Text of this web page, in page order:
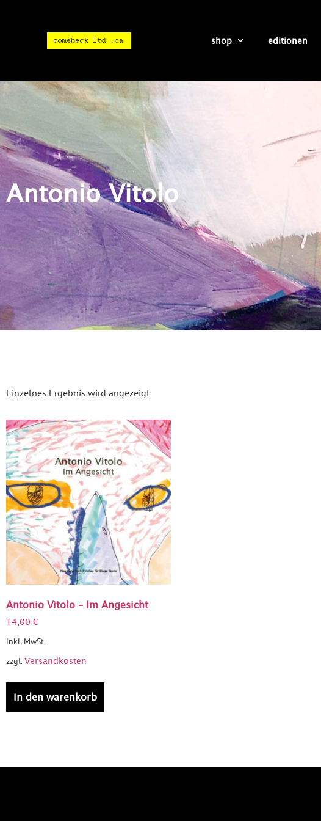
shop editionen
Antonio Vitolo
Einzelnes Ergebnis wird angezeigt
Antonio Vitolo – Im Angesicht
14,00 €
inkl. MwSt.
zzgl.Versandkosten
in den warenkorb